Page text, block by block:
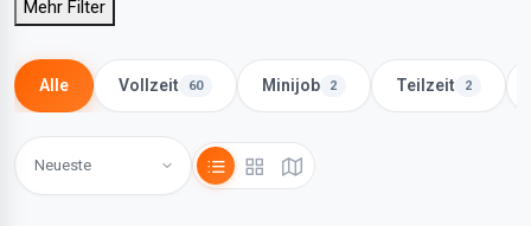
Mehr Filter
Alle Vollzeit 60 Minijob 2 Teilzeit 2